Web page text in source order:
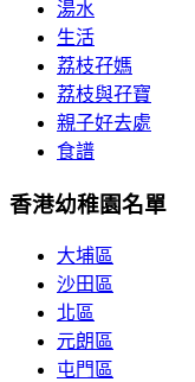
湯水
生活
荔枝孖媽
荔枝與孖寶
親子好去處
食譜
香港幼稚園名單
大埔區
沙田區
北區
元朗區
屯門區